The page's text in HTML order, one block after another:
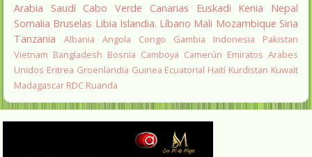
Arabia Saudí Cabo Verde Canarias Euskadi Kenia
Nepal
Somalia Bruselas Libia Islandia. Líbano Mali Mozambique Siria
Tanzania
Albania Angola Congo Gambia Indonesia
Pakistan
Vietnam Bangladesh Bosnia Camboya Camerún Emiratos Arabes
Unidos Eritrea Groenlandia Guinea Ecuatorial Haití Kurdistan Kuwait
Madagascar RDC Ruanda